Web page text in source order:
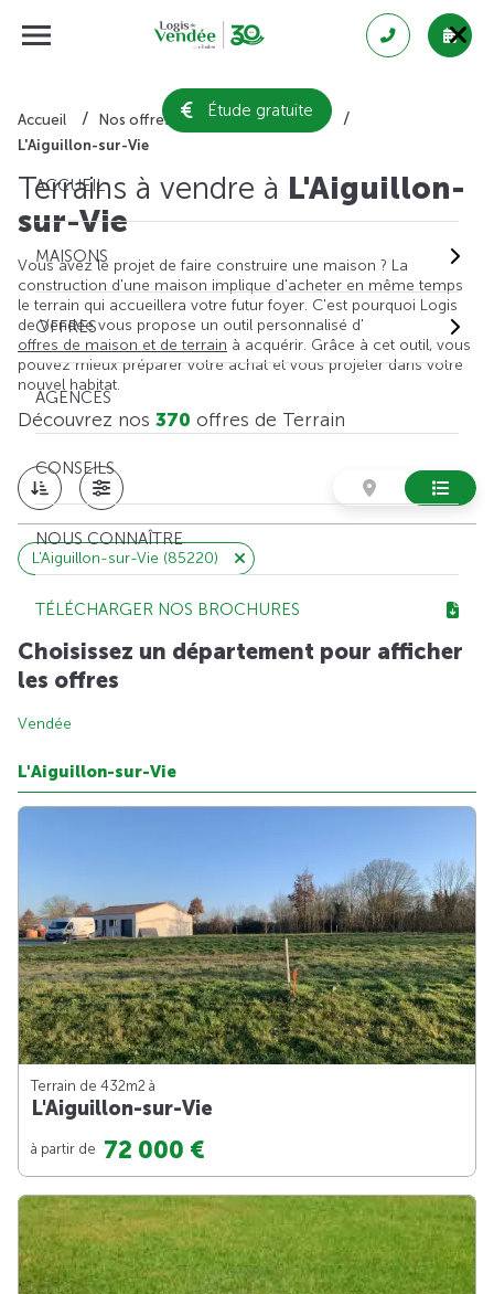
Étude gratuite
ACCUEIL
MAISONS
OFFRES
AGENCES
CONSEILS
NOUS CONNAÎTRE
TÉLÉCHARGER NOS BROCHURES
Accueil Nos offres de terrain
Vendée
L'Aiguillon-sur-Vie
Terrains à vendre à L'Aiguillon-
sur-Vie
Vous avez le projet de faire construire une maison ? La
construction d'une maison implique d'acheter en même temps
le terrain qui accueillera votre futur foyer. C'est pourquoi Logis
de Vendée vous propose un outil personnalisé d'
offres de maison et de terrain à acquérir. Grâce à cet outil, vous
pouvez mieux préparer votre achat et vous projeter dans votre
nouvel habitat.
Découvrez nos 370 offres de Terrain
L'Aiguillon-sur-Vie (85220)
Choisissez un département pour afficher
les offres
Vendée
L'Aiguillon-sur-Vie
Terrain de 432m2 à
L'Aiguillon-sur-Vie
à partir de 72 000 €